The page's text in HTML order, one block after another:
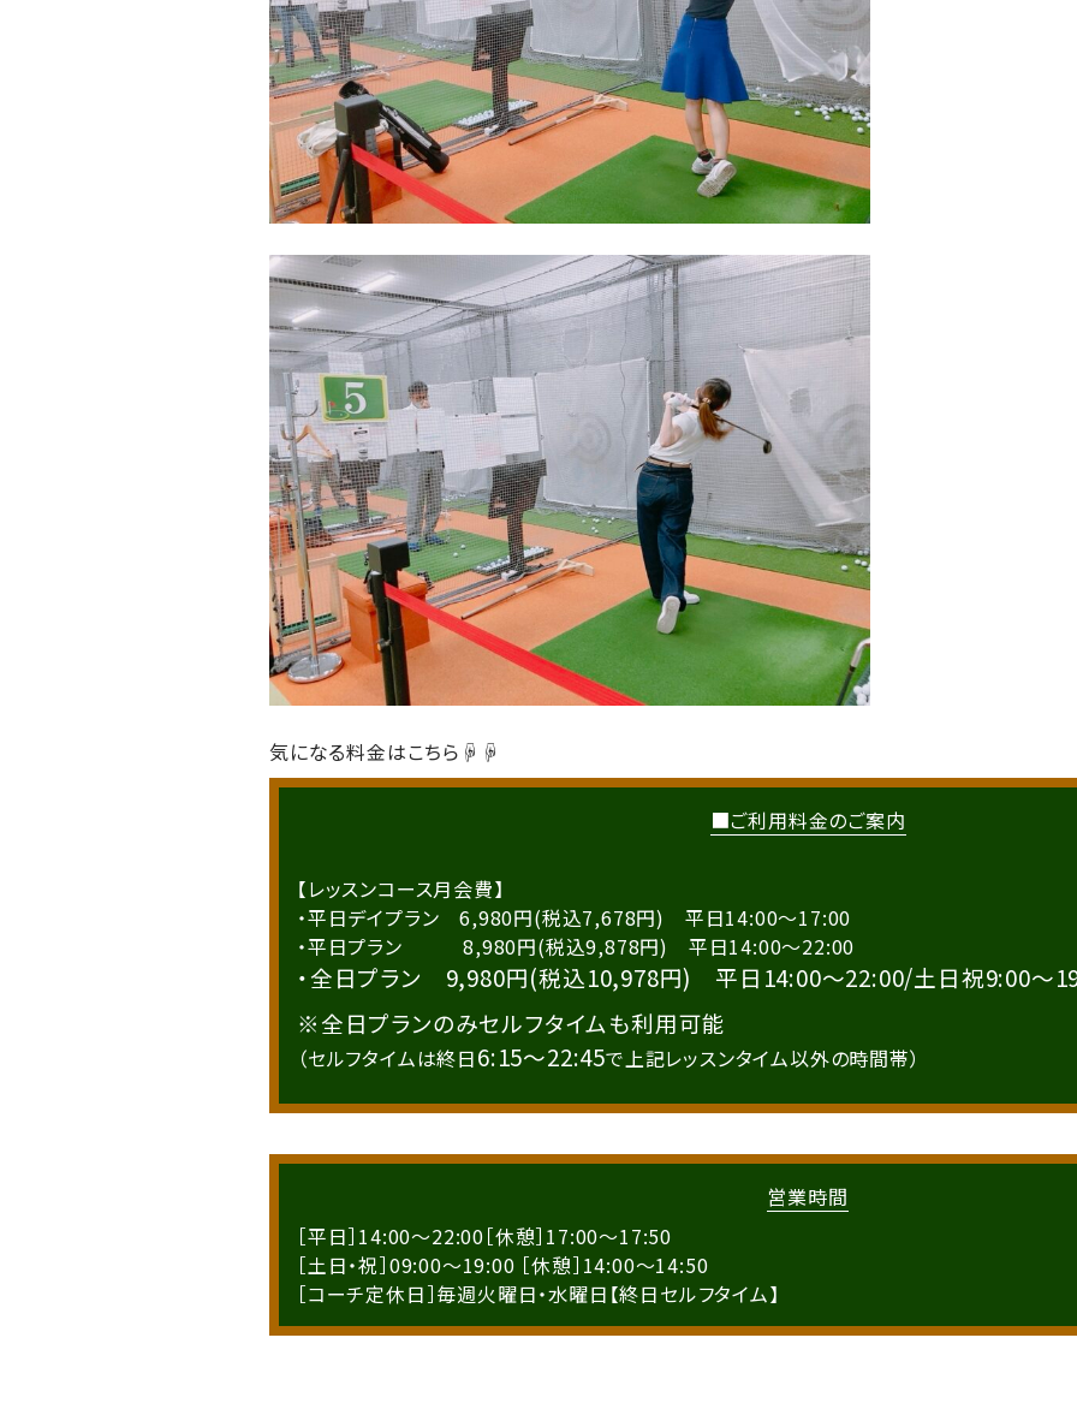
気になる料金はこちら☟☟
■ご利用料金のご案内
【レッスンコース月会費】
・平日デイプラン 6,980円(税込7,678円) 平日14:00～17:00
・平日プラン 8,980円(税込9,878円) 平日14:00～22:00
・全日プラン 9,980円(税込10,978円) 平日14:00～22:00/土日祝9:00～
※全日プランのみセルフタイムも利用可能
（セルフタイムは終日6:15～22:45で上記レッスンタイム以外の時間帯）
営業時間
［平日］14:00～22:00［休憩］17:00～17:50
［土日・祝］09:00～19:00 ［休憩］14:00～14:50
［コーチ定休日］毎週火曜日・水曜日【終日セルフタイム】